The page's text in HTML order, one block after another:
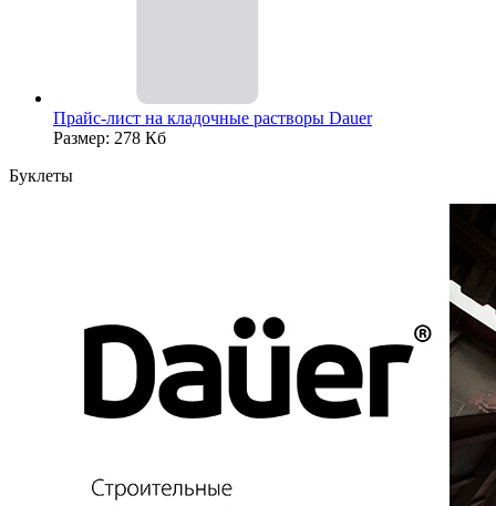
Прайс-лист на кладочные растворы Dauer
Размер: 278 Кб
Буклеты